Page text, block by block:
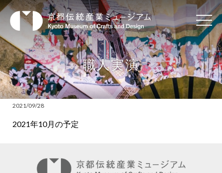
職人実演
2021/09/28
2021年10月の予定